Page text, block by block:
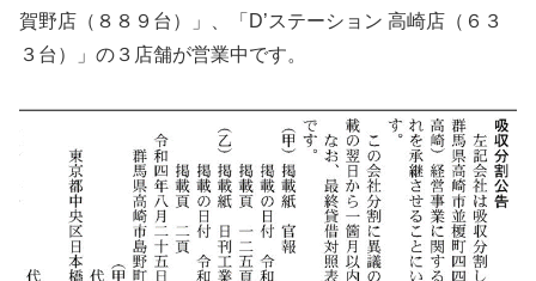
賀野店（８８９台）」、「D’ステーション 高崎店（６３
３台）」の３店舗が営業中です。